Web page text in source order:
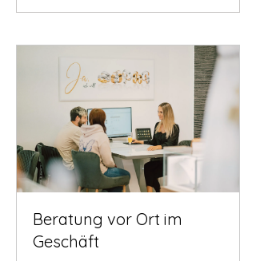
Beratung vor Ort im
Geschäft